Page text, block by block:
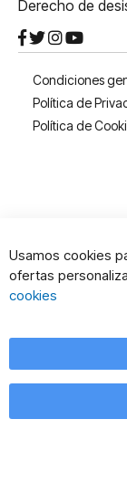
Derecho de
Condiciones
Política de
Política de
Usamos cookies
ofertas
cookies